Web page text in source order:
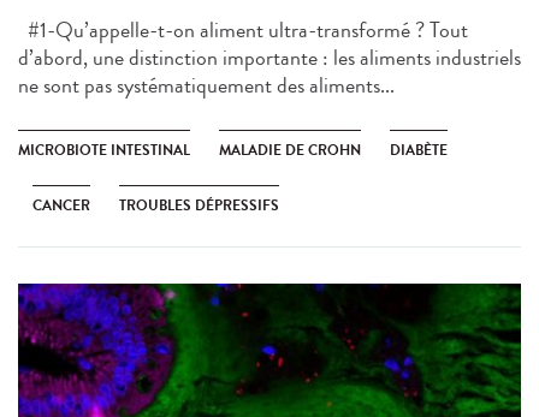
#1-Qu’appelle-t-on aliment ultra-transformé ? Tout
d’abord, une distinction importante : les aliments industriels
ne sont pas systématiquement des aliments...
MICROBIOTE INTESTINAL MALADIE DE CROHN DIABÈTE
CANCER TROUBLES DÉPRESSIFS